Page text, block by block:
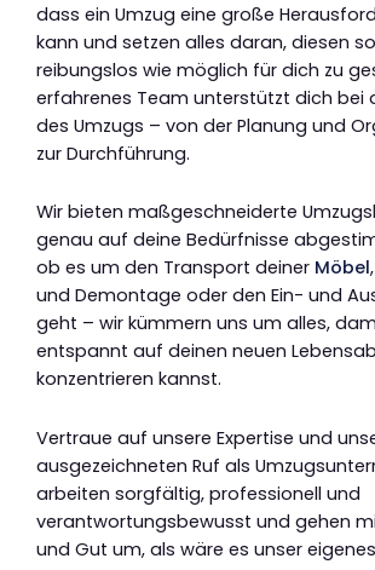
dass ein Umzug eine große
kann und setzen alles daran, diesen
reibungslos wie möglich für dich zu
erfahrenes Team unterstützt dich bei
des Umzugs – von der Planung und
zur Durchführung.
Wir bieten maßgeschneiderte
genau auf deine Bedürfnisse
ob es um den Transport deiner Möbel
und Demontage oder den Ein- und
geht – wir kümmern uns um alles,
entspannt auf deinen neuen
konzentrieren kannst.
Vertraue auf unsere Expertise und
ausgezeichneten Ruf als
arbeiten sorgfältig, professionell und
verantwortungsbewusst und gehen
und Gut um, als wäre es unser